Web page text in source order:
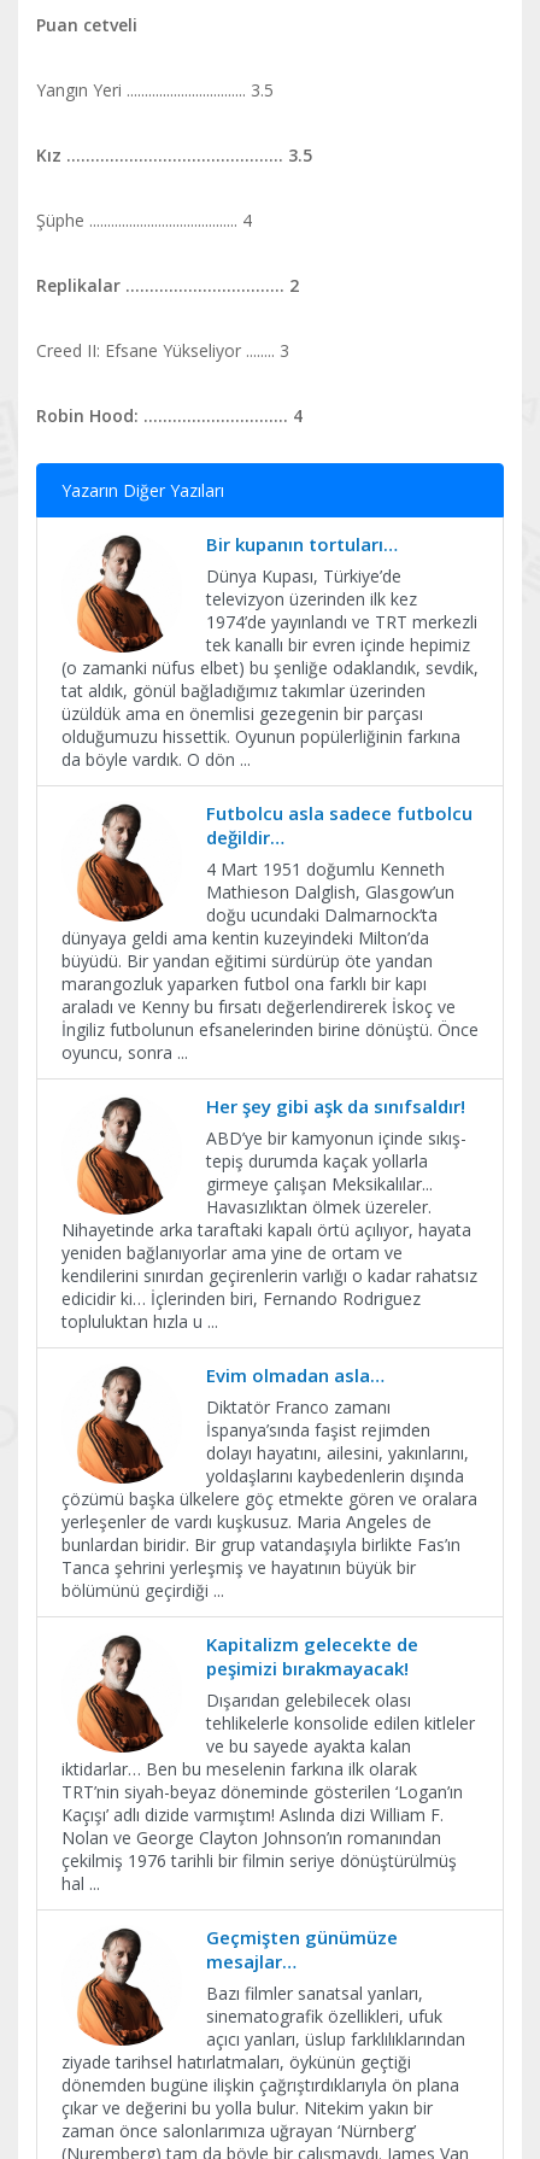
Puan cetveli
Yangın Yeri ................................. 3.5
Kız ............................................. 3.5
Şüphe ......................................... 4
Replikalar ................................. 2
Creed II: Efsane Yükseliyor ........ 3
Robin Hood: .............................. 4
Yazarın Diğer Yazıları
Bir kupanın tortuları…
Dünya Kupası, Türkiye’de
televizyon üzerinden ilk kez
1974’de yayınlandı ve TRT merkezli
tek kanallı bir evren içinde hepimiz
(o zamanki nüfus elbet) bu şenliğe odaklandık, sevdik,
tat aldık, gönül bağladığımız takımlar üzerinden
üzüldük ama en önemlisi gezegenin bir parçası
olduğumuzu hissettik. Oyunun popülerliğinin farkına
da böyle vardık. O dön ...
Futbolcu asla sadece futbolcu
değildir…
4 Mart 1951 doğumlu Kenneth
Mathieson Dalglish, Glasgow’un
doğu ucundaki Dalmarnock’ta
dünyaya geldi ama kentin kuzeyindeki Milton’da
büyüdü. Bir yandan eğitimi sürdürüp öte yandan
marangozluk yaparken futbol ona farklı bir kapı
araladı ve Kenny bu fırsatı değerlendirerek İskoç ve
İngiliz futbolunun efsanelerinden birine dönüştü. Önce
oyuncu, sonra ...
Her şey gibi aşk da sınıfsaldır!
ABD’ye bir kamyonun içinde sıkış-
tepiş durumda kaçak yollarla
girmeye çalışan Meksikalılar...
Havasızlıktan ölmek üzereler.
Nihayetinde arka taraftaki kapalı örtü açılıyor, hayata
yeniden bağlanıyorlar ama yine de ortam ve
kendilerini sınırdan geçirenlerin varlığı o kadar rahatsız
edicidir ki… İçlerinden biri, Fernando Rodriguez
topluluktan hızla u ...
Evim olmadan asla…
Diktatör Franco zamanı
İspanya’sında faşist rejimden
dolayı hayatını, ailesini, yakınlarını,
yoldaşlarını kaybedenlerin dışında
çözümü başka ülkelere göç etmekte gören ve oralara
yerleşenler de vardı kuşkusuz. Maria Angeles de
bunlardan biridir. Bir grup vatandaşıyla birlikte Fas’ın
Tanca şehrini yerleşmiş ve hayatının büyük bir
bölümünü geçirdiği ...
Kapitalizm gelecekte de
peşimizi bırakmayacak!
Dışarıdan gelebilecek olası
tehlikelerle konsolide edilen kitleler
ve bu sayede ayakta kalan
iktidarlar… Ben bu meselenin farkına ilk olarak
TRT’nin siyah-beyaz döneminde gösterilen ‘Logan’ın
Kaçışı’ adlı dizide varmıştım! Aslında dizi William F.
Nolan ve George Clayton Johnson’ın romanından
çekilmiş 1976 tarihli bir filmin seriye dönüştürülmüş
hal ...
Geçmişten günümüze
mesajlar…
Bazı filmler sanatsal yanları,
sinematografik özellikleri, ufuk
açıcı yanları, üslup farklılıklarından
ziyade tarihsel hatırlatmaları, öykünün geçtiği
dönemden bugüne ilişkin çağrıştırdıklarıyla ön plana
çıkar ve değerini bu yolla bulur. Nitekim yakın bir
zaman önce salonlarımıza uğrayan ‘Nürnberg’
(Nuremberg) tam da böyle bir çalışmaydı. James Van